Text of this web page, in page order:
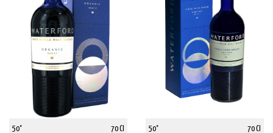
50° 70 Cl 50° 70 Cl